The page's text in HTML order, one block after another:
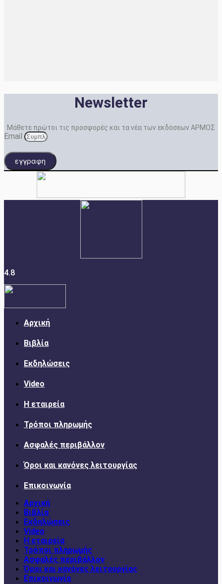
Newsletter
Μάθετε πρώτοι τις προσφορές και τα νέα των εκδόσεων ΑΡΜΟΣ
Email
εγγραφη
4.8
Αρχική
Βιβλία
Εκδηλώσεις
Video
Η εταιρεία
Τρόποι πληρωμής
Ασφαλές περιβάλλον
Όροι και κανόνες λειτουργίας
Επικοινωνία
Αρχική
Βιβλία
Εκδηλώσεις
Video
Η εταιρεία
Τρόποι πληρωμής
Ασφαλές περιβάλλον
Όροι και κανόνες λειτουργίας
Επικοινωνία